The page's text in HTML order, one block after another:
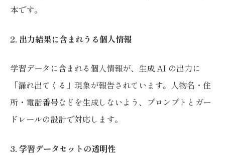
本です。
2. 出力結果に含まれうる個人情報
学習データに含まれる個人情報が、生成 AI の出力に
「漏れ出てくる」現象が報告されています。人物名・住
所・電話番号などを生成しないよう、プロンプトとガー
ドレールの設計で対応します。
3. 学習データセットの透明性